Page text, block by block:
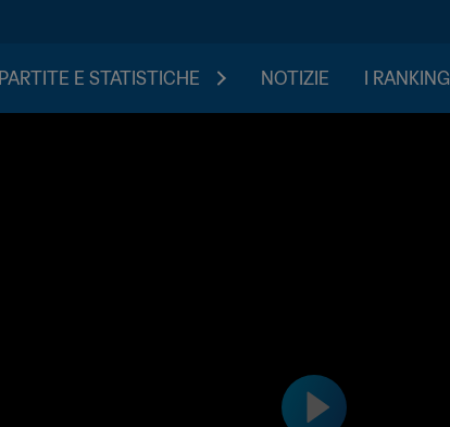
PARTITE E STATISTICHE NOTIZIE I RANKING